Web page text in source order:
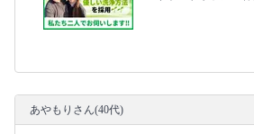
あやもりさん(40代)